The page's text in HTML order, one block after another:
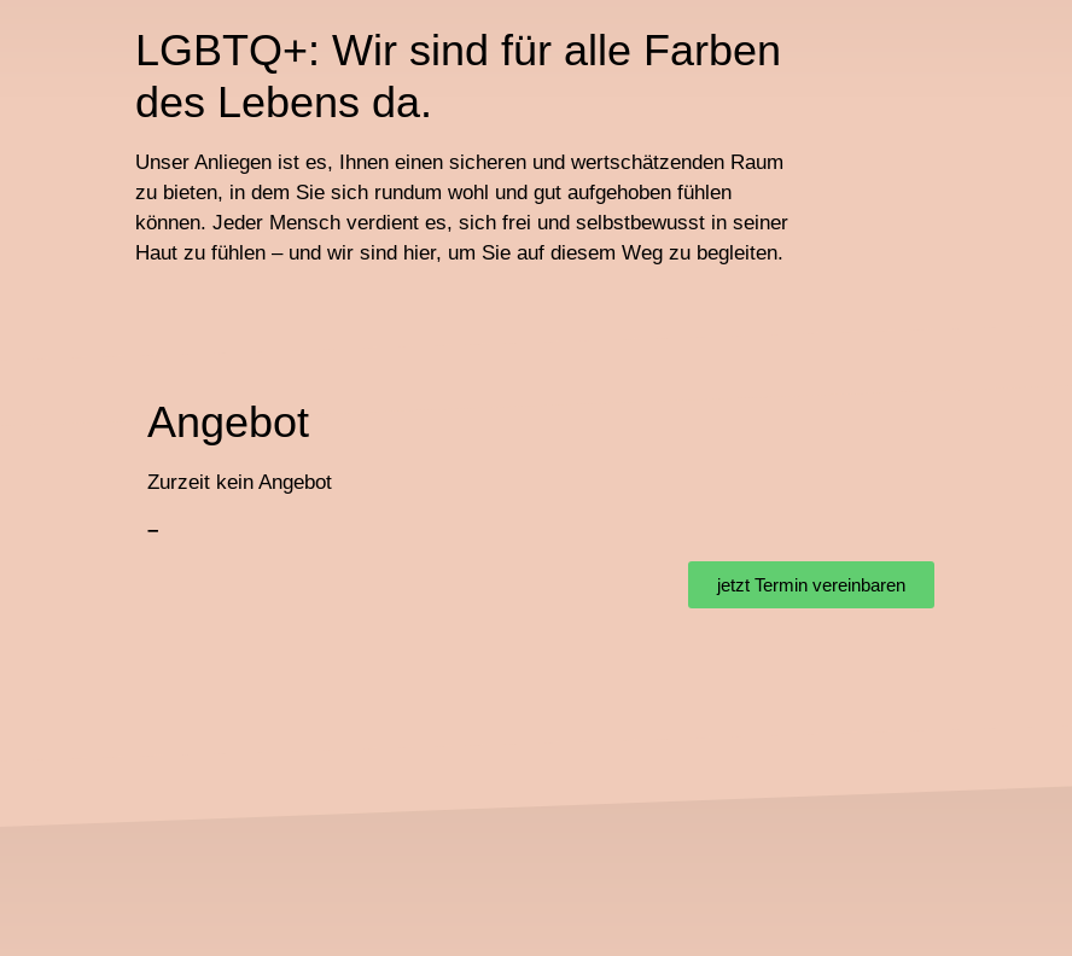
LGBTQ+: Wir sind für alle Farben
des Lebens da.
Unser Anliegen ist es, Ihnen einen sicheren und wertschätzenden Raum
zu bieten, in dem Sie sich rundum wohl und gut aufgehoben fühlen
können. Jeder Mensch verdient es, sich frei und selbstbewusst in seiner
Haut zu fühlen – und wir sind hier, um Sie auf diesem Weg zu begleiten.
Angebot
Zurzeit kein Angebot
–
jetzt Termin vereinbaren